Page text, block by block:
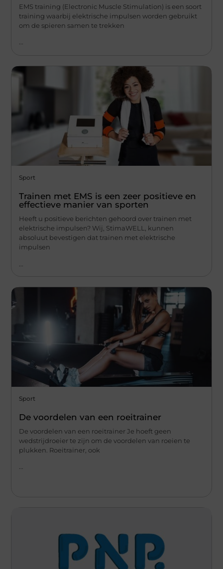
EMS training (Electronic Muscle Stimulation) is een soort
training waarbij elektrische impulsen worden gebruikt
om de spieren samen te trekken
...
Sport
Trainen met EMS is een zeer positieve en
effectieve manier van sporten
Heeft u positieve berichten gehoord over trainen met
elektrische impulsen? Wij, StimaWELL, kunnen
absoluut bevestigen dat trainen met elektrische
impulsen
Sport
De voordelen van een roeitrainer
De voordelen van een roeitrainer Je hoeft geen
wedstrijdroeier te zijn om de voordelen van roeien te
plukken. Roeitrainer, ook